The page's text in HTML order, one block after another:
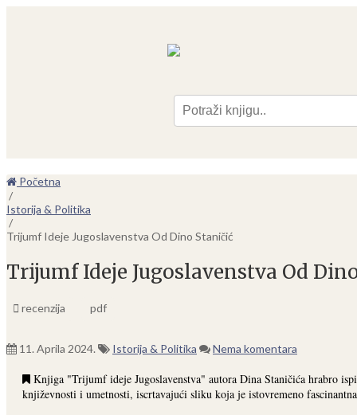
Početna
/
Istorija & Politika
/
Trijumf Ideje Jugoslavenstva Od Dino Staničić
Trijumf Ideje Jugoslavenstva Od
recenzija pdf
11. Aprila 2024. Istorija & Politika Nema komentara
Knjiga "Trijumf ideje Jugoslavenstva" autora Dina Staničića hrabro
književnosti i umetnosti, iscrtavajući sliku koja je istovremeno